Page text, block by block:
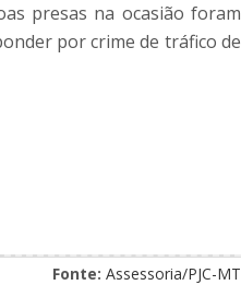
presas na ocasião foram
por crime de tráfico de
Fonte: Assessoria/PJC-MT